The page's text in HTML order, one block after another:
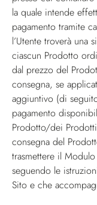
la quale intende
pagamento tramite
l’Utente troverà una
ciascun Prodotto
dal prezzo del
consegna, se
aggiuntivo (di
pagamento
Prodotto/dei
consegna del
trasmettere il
seguendo le
Sito e che